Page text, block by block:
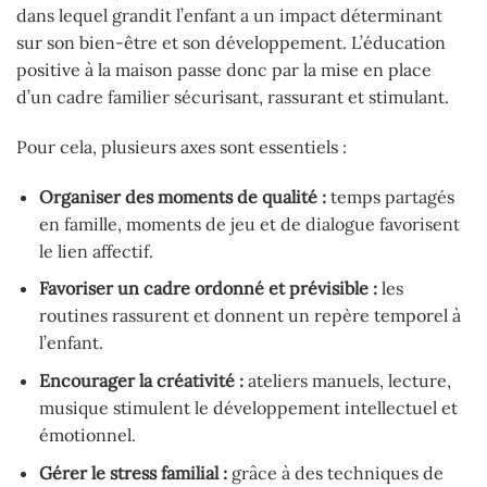
dans lequel grandit l’enfant a un impact déterminant
sur son bien-être et son développement. L’éducation
positive à la maison passe donc par la mise en place
d’un cadre familier sécurisant, rassurant et stimulant.
Pour cela, plusieurs axes sont essentiels :
Organiser des moments de qualité :temps partagés
en famille, moments de jeu et de dialogue favorisent
le lien affectif.
Favoriser un cadre ordonné et prévisible :les
routines rassurent et donnent un repère temporel à
l’enfant.
Encourager la créativité :ateliers manuels, lecture,
musique stimulent le développement intellectuel et
émotionnel.
Gérer le stress familial :grâce à des techniques de